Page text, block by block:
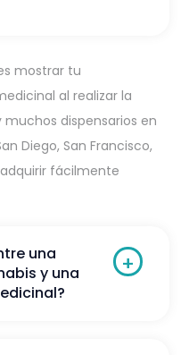
mostrar tu
al realizar la
dispensarios en
Diego, San Francisco,
fácilmente
una
y una